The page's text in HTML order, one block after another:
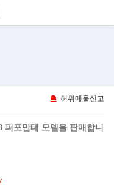
허위매물신고
퍼포만테
모델을 판매합니